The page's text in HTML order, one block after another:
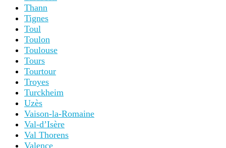
Thann
Tignes
Toul
Toulon
Toulouse
Tours
Tourtour
Troyes
Turckheim
Uzès
Vaison-la-Romaine
Val-d’Isère
Val Thorens
Valence